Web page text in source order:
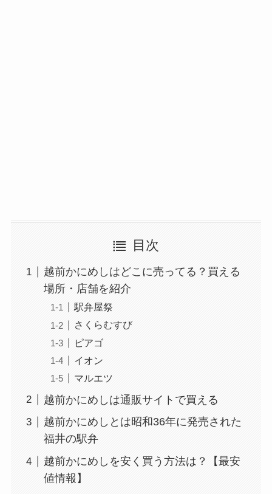
目次
越前かにめしはどこに売ってる？買える
場所・店舗を紹介
駅弁屋祭
さくらむすび
ピアゴ
イオン
マルエツ
越前かにめしは通販サイトで買える
越前かにめしとは昭和36年に発売された
福井の駅弁
越前かにめしを安く買う方法は？【最安
値情報】